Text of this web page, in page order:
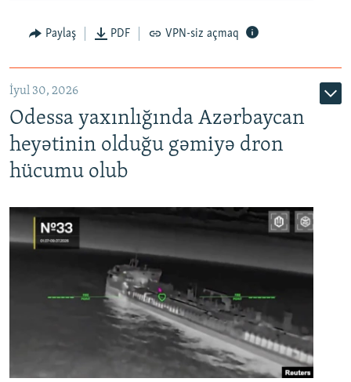
Paylaş PDF VPN-siz açmaq
İyul 30, 2026
Odessa yaxınlığında Azərbaycan
heyətinin olduğu gəmiyə dron
hücumu olub